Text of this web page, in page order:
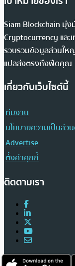
Siam Blockchain มุ่ง
Cryptocurrency และ
รวบรวมข้อมูลส่วนใหญ่
แปลส่งตรงถึงฟีดคุณ
เกี่ยวกับเว็บไซต์นี้
ทีมงาน
นโยบายความเป็นส่ว
Advertise
ตั้งค่าคุกกี้
ติดตามเรา